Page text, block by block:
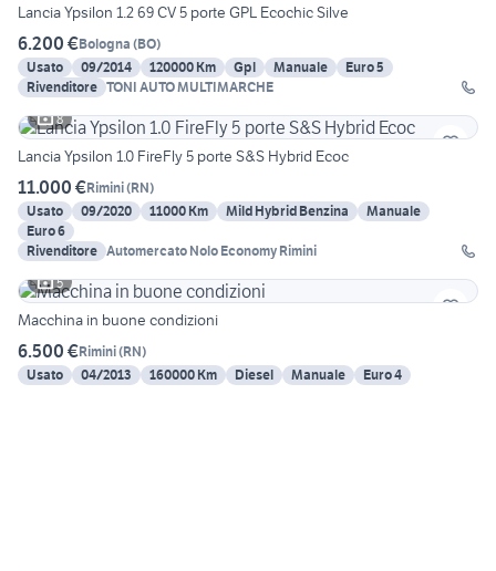
Lancia Ypsilon 1.2 69 CV 5 porte GPL Ecochic Silve
6.200 €Bologna (BO)
Usato
09/2014 120000 Km Gpl Manuale
Euro 5
Rivenditore TONI AUTO MULTIMARCHE
8
Lancia Ypsilon 1.0 FireFly 5 porte S&S Hybrid Ecoc
11.000 €Rimini(RN)
Usato
09/2020 11000 Km Mild Hybrid Benzina
Manuale
Euro 6
Rivenditore Automercato Nolo Economy Rimini
5
Macchina in buone condizioni
6.500 €Rimini(RN)
Usato
04/2013 160000 Km Diesel Manuale Euro 4